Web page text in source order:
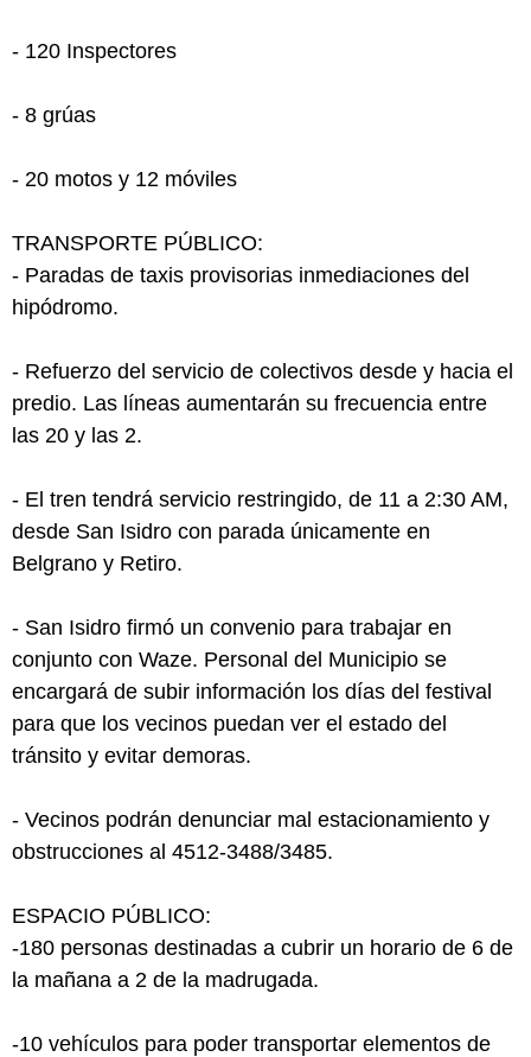
- 120 Inspectores
- 8 grúas
- 20 motos y 12 móviles
TRANSPORTE PÚBLICO:
- Paradas de taxis provisorias inmediaciones del
hipódromo.
- Refuerzo del servicio de colectivos desde y hacia el
predio. Las líneas aumentarán su frecuencia entre
las 20 y las 2.
- El tren tendrá servicio restringido, de 11 a 2:30 AM,
desde San Isidro con parada únicamente en
Belgrano y Retiro.
- San Isidro firmó un convenio para trabajar en
conjunto con Waze. Personal del Municipio se
encargará de subir información los días del festival
para que los vecinos puedan ver el estado del
tránsito y evitar demoras.
- Vecinos podrán denunciar mal estacionamiento y
obstrucciones al 4512-3488/3485.
ESPACIO PÚBLICO:
-180 personas destinadas a cubrir un horario de 6 de
la mañana a 2 de la madrugada.
-10 vehículos para poder transportar elementos de